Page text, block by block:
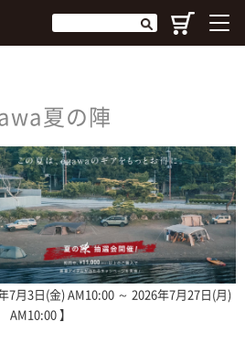
夏の陣
7月3日(金) AM10:00 ～ 2026年7月27日(月)
AM10:00 】